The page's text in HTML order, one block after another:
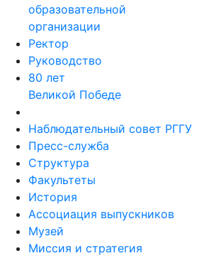
образовательной
организации
Ректор
Руководство
80 лет
Великой Победе
Наблюдательный совет РГГУ
Пресс-служба
Структура
Факультеты
История
Ассоциация выпускников
Музей
Миссия и стратегия